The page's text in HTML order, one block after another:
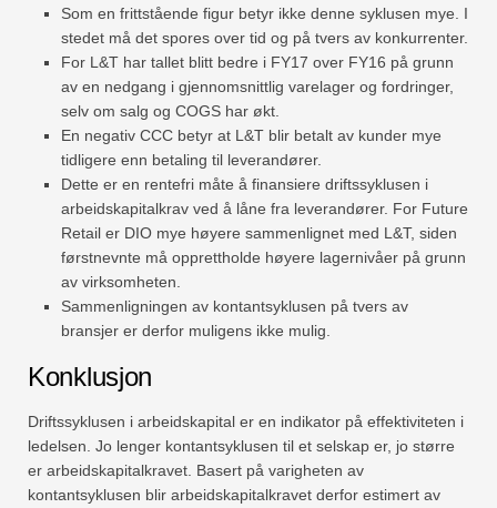
Som en frittstående figur betyr ikke denne syklusen mye. I
stedet må det spores over tid og på tvers av konkurrenter.
For L&T har tallet blitt bedre i FY17 over FY16 på grunn
av en nedgang i gjennomsnittlig varelager og fordringer,
selv om salg og COGS har økt.
En negativ CCC betyr at L&T blir betalt av kunder mye
tidligere enn betaling til leverandører.
Dette er en rentefri måte å finansiere driftssyklusen i
arbeidskapitalkrav ved å låne fra leverandører. For Future
Retail er DIO mye høyere sammenlignet med L&T, siden
førstnevnte må opprettholde høyere lagernivåer på grunn
av virksomheten.
Sammenligningen av kontantsyklusen på tvers av
bransjer er derfor muligens ikke mulig.
Konklusjon
Driftssyklusen i arbeidskapital er en indikator på effektiviteten i
ledelsen. Jo lenger kontantsyklusen til et selskap er, jo større
er arbeidskapitalkravet. Basert på varigheten av
kontantsyklusen blir arbeidskapitalkravet derfor estimert av